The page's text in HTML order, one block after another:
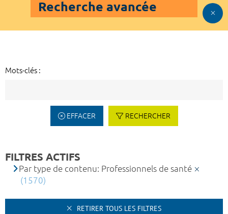
Recherche avancée
Mots-clés :
EFFACER RECHERCHER
FILTRES ACTIFS
Par type de contenu: Professionnels de santé
(1570)
RETIRER TOUS LES FILTRES